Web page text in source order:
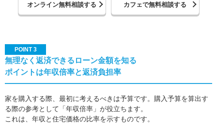
オンライン無料相談する カフェで無料相談する
POINT 3
無理なく返済できるローン金額を知る
ポイントは年収倍率と返済負担率
家を購入する際、最初に考えるべきは予算です。購入予算を算出す
る際の参考として「年収倍率」が役立ちます。
これは、年収と住宅価格の比率を示すものです。